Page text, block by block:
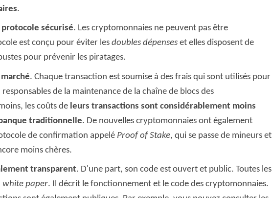
.
sécurisé. Les cryptomonnaies ne peuvent pas être
est conçu pour éviter les doubles dépenseset elles disposent de
pour prévenir les piratages.
. Chaque transaction est soumise à des frais qui sont utilisés pour
de la maintenance de la chaîne de blocs des
les coûts de leurs transactions sont considérablement moins
traditionnelle. De nouvelles cryptomonnaies ont également
de confirmation appelé Proof of Stake, qui se passe de mineurs et
moins chères.
transparent. D'une part, son code est ouvert et public. Toutes les
white paper. Il décrit le fonctionnement et le code des cryptomonnaies.